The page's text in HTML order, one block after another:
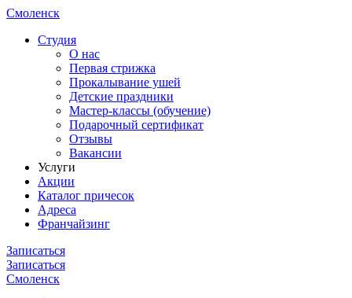
Смоленск
Cтудия
О нас
Первая стрижка
Прокалывание ушей
Детские праздники
Мастер-классы (обучение)
Подарочный сертификат
Отзывы
Вакансии
Услуги
Акции
Каталог причесок
Адреса
Франчайзинг
Записаться
Записаться
Смоленск